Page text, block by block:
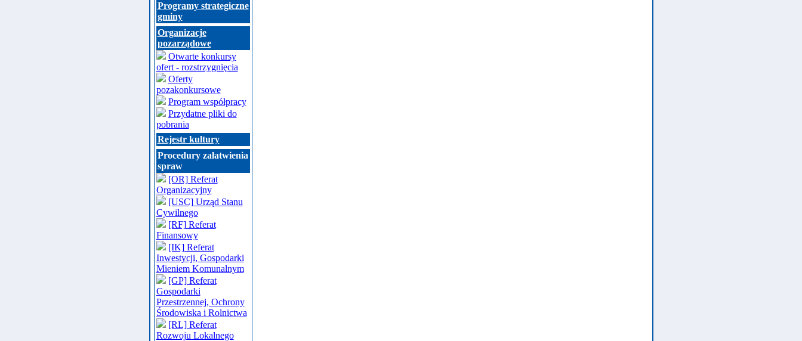
Programy strategiczne
gminy
Organizacje
pozarządowe
Otwarte konkursy
ofert - rozstrzygnięcia
Oferty
pozakonkursowe
Program współpracy
Przydatne pliki do
pobrania
Rejestr kultury
Procedury załatwienia
spraw
[OR] Referat
Organizacyjny
[USC] Urząd Stanu
Cywilnego
[RF] Referat
Finansowy
[IK] Referat
Inwestycji, Gospodarki
Mieniem Komunalnym
[GP] Referat
Gospodarki
Przestrzennej, Ochrony
Środowiska i Rolnictwa
[RL] Referat
Rozwoju Lokalnego